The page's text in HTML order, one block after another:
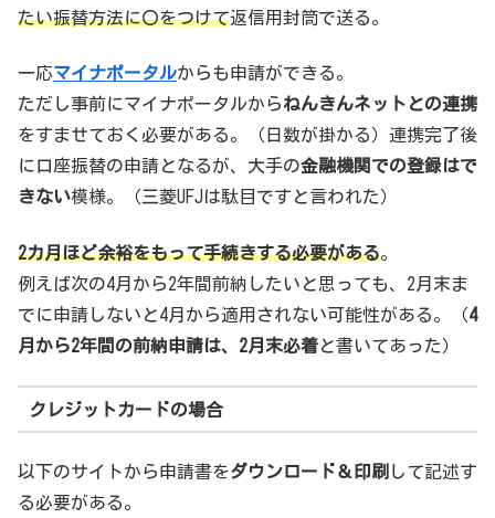
たい振替方法に〇をつけて返信用封筒で送る。
一応マイナポータルからも申請ができる。
ただし事前にマイナポータルからねんきんネットとの連携
をすませておく必要がある。（日数が掛かる）連携完了後
に口座振替の申請となるが、大手の金融機関での登録はで
きない模様。（三菱UFJは駄目ですと言われた）
2カ月ほど余裕をもって手続きする必要がある。
例えば次の4月から2年間前納したいと思っても、2月末ま
でに申請しないと4月から適用されない可能性がある。（4
月から2年間の前納申請は、2月末必着と書いてあった）
クレジットカードの場合
以下のサイトから申請書をダウンロード＆印刷 して記述す
る必要がある。